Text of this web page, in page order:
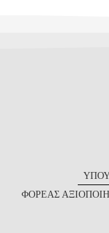
Υ
ΦΟΡΕΑΣΑ